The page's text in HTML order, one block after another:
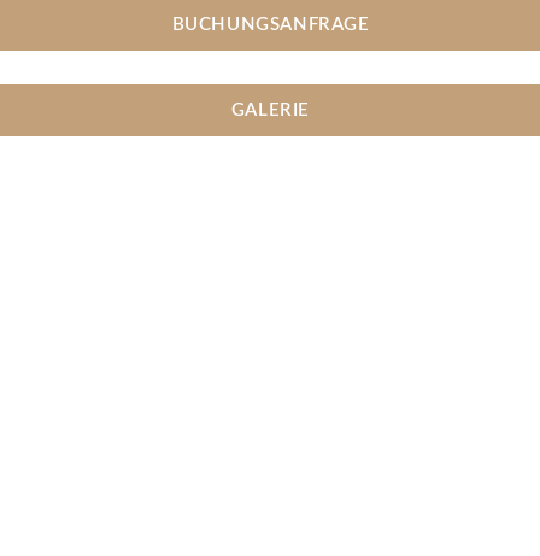
BUCHUNGSANFRAGE
GALERIE